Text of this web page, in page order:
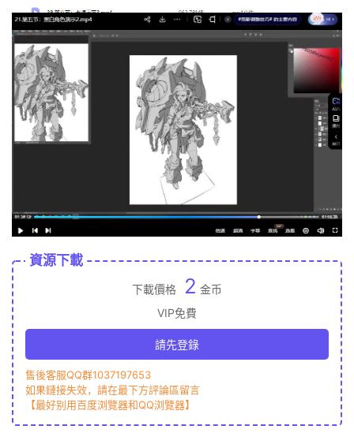
資源下載
下載價格 2 金币
VIP免費
請先登錄
售後客服QQ群1037197653
如果鏈接失效，請在最下方評論區留言
【最好别用百度浏覽器和QQ浏覽器】